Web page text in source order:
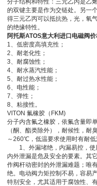
分子结构和特性：三元乙丙是乙
的双键主要是作为交链处。另一
得三元乙丙可以抵抗热，光，氧
的绝缘特性。
阿托斯ATOS意大利进口电磁阀
1、低密度高填充性；
2、耐老化性；
3、耐腐蚀性；
4、耐水蒸汽性能；
5、耐过热水性能；
6、电性能；
7、弹性；
8、粘接性。
VITON 氟橡胶（FKM)
分子内含氟之橡胶，依氟含量即
（酮、酯类除外），耐候性，
～260℃，低温要求使用时有耐
1、外漏堵绝，内漏易控，使
内外泄漏是危及安全的要素。其
作阀杆动密封的外泄漏难题；唯
绝。电动阀力矩控制不易，容易
特别安全，尤其适用于腐蚀性、